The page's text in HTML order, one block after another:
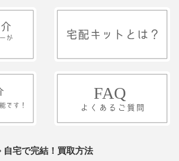
自宅で完結！買取方法